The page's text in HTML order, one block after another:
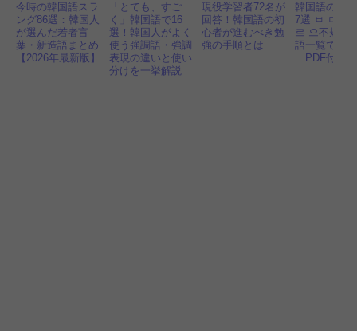
今時の韓国語スラ
ング86選：韓国人
が選んだ若者言
葉・新造語まとめ
【2026年最新版】
「とても、すご
く」韓国語で16
選！韓国人がよく
使う強調語・強調
表現の違いと使い
分けを一挙解説
現役学習者72名が
回答！韓国語の初
心者が進むべき勉
強の手順とは
韓国語の変
7選 ㅂ ㄷ ㅎ
르 으不規則
語一覧で一
｜PDF付き